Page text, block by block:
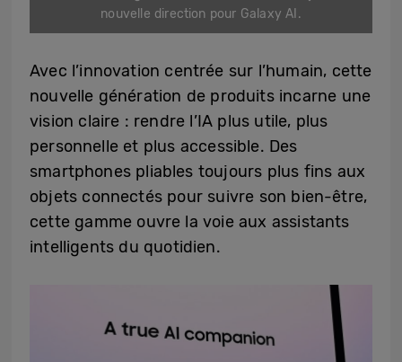
nouvelle direction pour Galaxy AI.
Avec l’innovation centrée sur l’humain, cette
nouvelle génération de produits incarne une
vision claire : rendre l’IA plus utile, plus
personnelle et plus accessible. Des
smartphones pliables toujours plus fins aux
objets connectés pour suivre son bien-être,
cette gamme ouvre la voie aux assistants
intelligents du quotidien.